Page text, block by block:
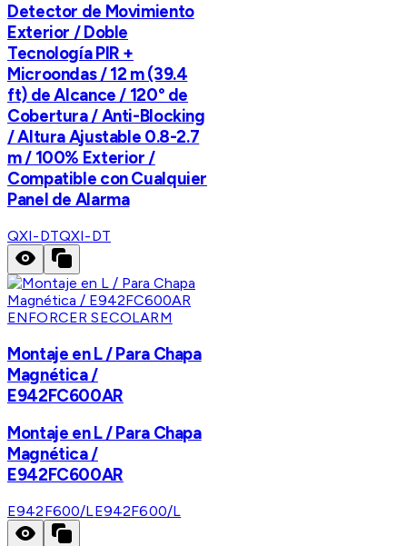
Detector de Movimiento
Exterior / Doble
Tecnología PIR +
Microondas / 12 m (39.4
ft) de Alcance / 120° de
Cobertura / Anti-Blocking
/ Altura Ajustable 0.8-2.7
m / 100% Exterior /
Compatible con Cualquier
Panel de Alarma
QXI-DTQXI-DT
ENFORCER SECOLARM
Montaje en L / Para Chapa
Magnética /
E942FC600AR
Montaje en L / Para Chapa
Magnética /
E942FC600AR
E942F600/LE942F600/L